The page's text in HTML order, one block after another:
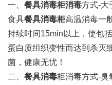
一、 餐具消毒柜消毒方式-
食具餐具消毒柜高温消毒一
持续时间15min以上，使包
蛋白质组织变性而达到杀灭
菌，健康无忧！
二、 餐具消毒柜消毒方式-臭